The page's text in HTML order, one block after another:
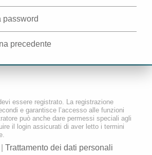
password
precedente
essere registrato. La registrazione
e garantisce l’accesso alle funzioni
può anche dare permessi speciali agli
il login assicurati di aver letto i termini
Trattamento dei dati personali